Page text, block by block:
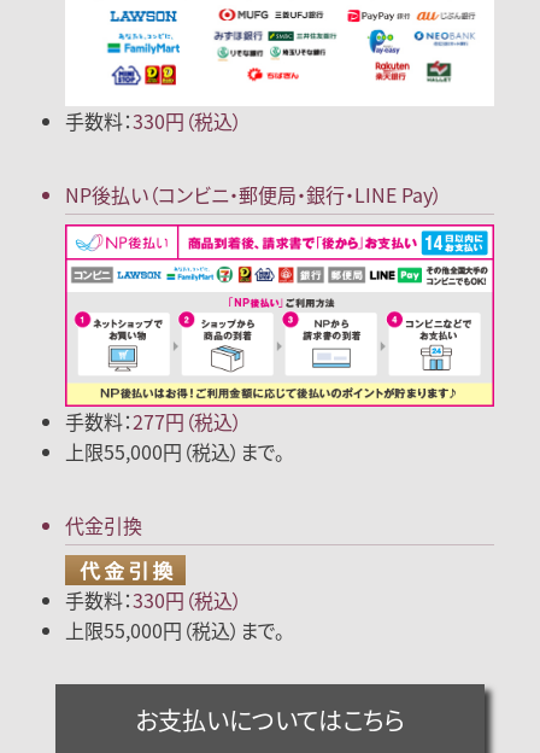
手数料：330円（税込）
NP後払い（コンビニ・郵便局・銀行・LINE Pay）
手数料：277円（税込）
上限55,000円（税込）まで。
代金引換
手数料：330円（税込）
上限55,000円（税込）まで。
お支払いについてはこちら